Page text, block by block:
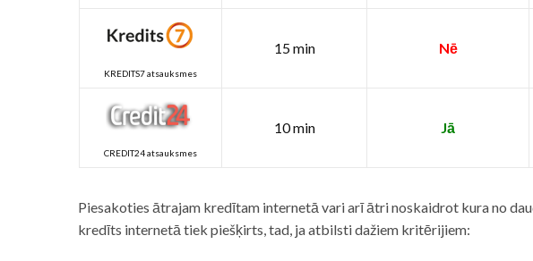
KREDITS7 atsauksmes
15 min Nē
CREDIT24 atsauksmes
10 min Jā
Piesakoties ātrajam kredītam internetā vari arī ātri noskaidrot kura no
kredīts internetā tiek piešķirts, tad, ja atbilsti dažiem kritērijiem: